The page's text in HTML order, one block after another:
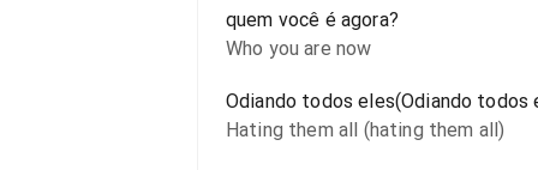
quem você é agora?
Who you are now
Odiando todos eles(Odiando todos
Hating them all (hating them all)